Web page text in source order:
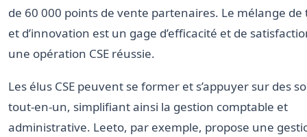
de 60 000 points de vente partenaires. Le mélange
et d’innovation est un gage d’efficacité et de
une opération CSE réussie.
Les élus CSE peuvent se former et s’appuyer sur des
tout-en-un, simplifiant ainsi la gestion comptable et
administrative. Leeto, par exemple, propose une